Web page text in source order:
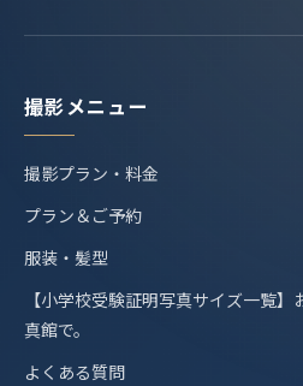
撮影メニュー
撮影プラン・料金
プラン＆ご予約
服装・髪型
【小学校受験証明写真サイズ一覧
真館で。
よくある質問